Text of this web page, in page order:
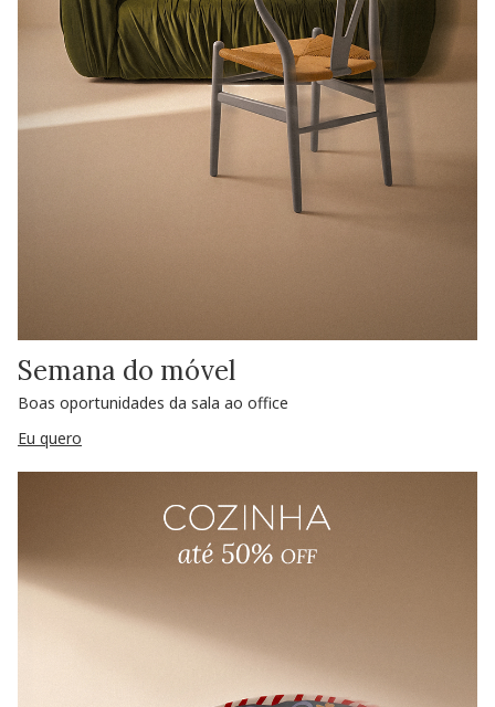
Semana do móvel
Boas oportunidades da sala ao office
Eu quero